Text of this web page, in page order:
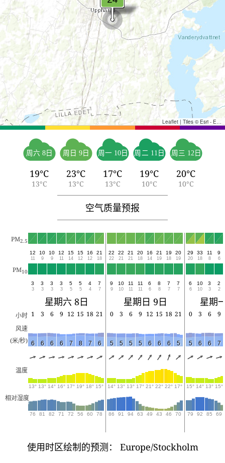
Leaflet | Tiles © Esri - Esri, DeLorme, NAVTEQ, TomTom, Intermap, iPC, USGS, FAO, NPS, NRCAN, GeoBase, Kadaster NL, Ordnance Survey, Esri Japan, METI, Esri China (Hong Kong), and the GIS User Community
周六 8日
19°C
13°C
周日 9日
23°C
13°C
周一 10日
17°C
13°C
周二 11日
19°C
10°C
周三 12日
20°C
10°C
空气质量预报
PM2.5
12
11
10
9
10
9
12
11
15
14
15
12
16
12
21
18
22
22
22
21
21
21
20
18
16
14
21
19
19
18
20
19
29
20
33
18
11
8
9
6
PM10
3
3
3
3
3
3
3
3
5
5
5
5
4
4
7
7
9
9
10
10
11
11
11
11
6
6
8
8
7
7
7
7
6
6
10
10
3
3
2
2
星期六 8日 星期日 9日 星期
小时 1 3 6 9 12 15 18 21 0 3 6 9 12 15 18 21 0 3 6
9
风速
(米/秒) 6 6 6 6 7 8 7 6 5 5 5 5 6 6 6 5 5 6 6 7
温度
13° 13° 14° 16° 17° 19° 18° 15° 14° 13° 13° 17° 21° 22° 22° 17° 15° 14° 13° 15°
相对湿度
76 81 82 71 72 56 60 78 86 91 94 63 49 43 46 70 79 92 85 69
使用时区绘制的预测： Europe/Stockholm